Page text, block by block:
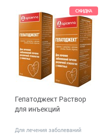
СКИДКА
Гепатоджект Раствор
для инъекций
Для лечения заболеваний